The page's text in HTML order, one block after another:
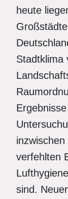
heute
Stadtklima
verfehlten
sind.